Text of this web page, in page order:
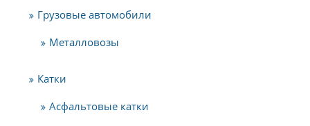
Грузовые автомобили
Металловозы
Катки
Асфальтовые катки